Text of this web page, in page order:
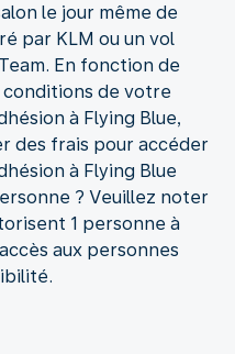
le jour même de
par KLM ou un vol
En fonction de
de votre
à Flying Blue,
des frais pour accéder
à Flying Blue
? Veuillez noter
1 personne à
aux personnes